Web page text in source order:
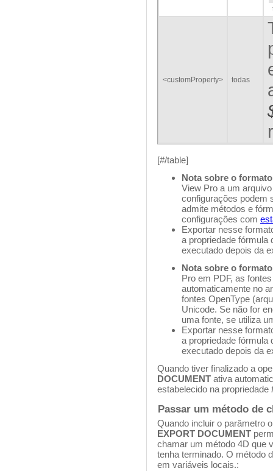
<customProperty> todas
[#/table]
Nota sobre o
View Pro a um
configurações podem
admite métodos e
configurações com
Exportar nesse
a propriedade fórmula
executado depois da
Nota sobre o
Pro em PDF, as
automaticamente no
fontes OpenType
Unicode. Se não for
uma fonte, se utiliza
Exportar nesse
a propriedade fórmula
executado depois da
Quando tiver finalizado a
DOCUMENT ativa
estabelecido na propriedade
Passar um método de
Quando incluir o parâmetro
EXPORT DOCUMENT
chamar um método 4D que
tenha terminado. O método
em variáveis locais.: